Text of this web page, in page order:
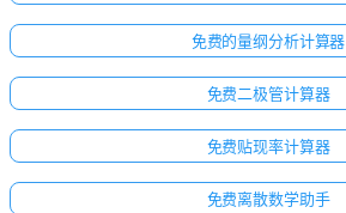
免费的量纲分析计算器
免费二极管计算器
免费贴现率计算器
免费离散数学助手